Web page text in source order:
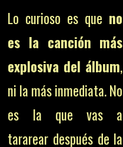
Lo curioso es que no
es la canción más
explosiva del álbum,
ni la más inmediata. No
es la que vas a
tararear después de la